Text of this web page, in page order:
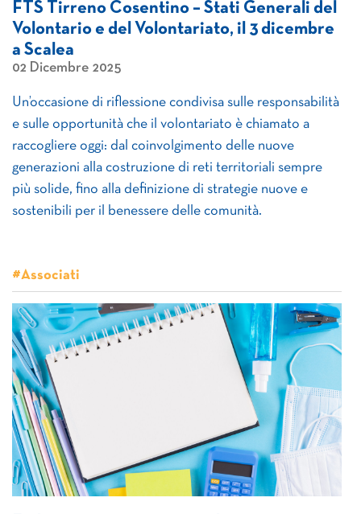
FTS Tirreno Cosentino – Stati Generali del
Volontario e del Volontariato, il 3 dicembre
a Scalea
02 Dicembre 2025
Un’occasione di riflessione condivisa sulle responsabilità
e sulle opportunità che il volontariato è chiamato a
raccogliere oggi: dal coinvolgimento delle nuove
generazioni alla costruzione di reti territoriali sempre
più solide, fino alla definizione di strategie nuove e
sostenibili per il benessere delle comunità.
#Associati